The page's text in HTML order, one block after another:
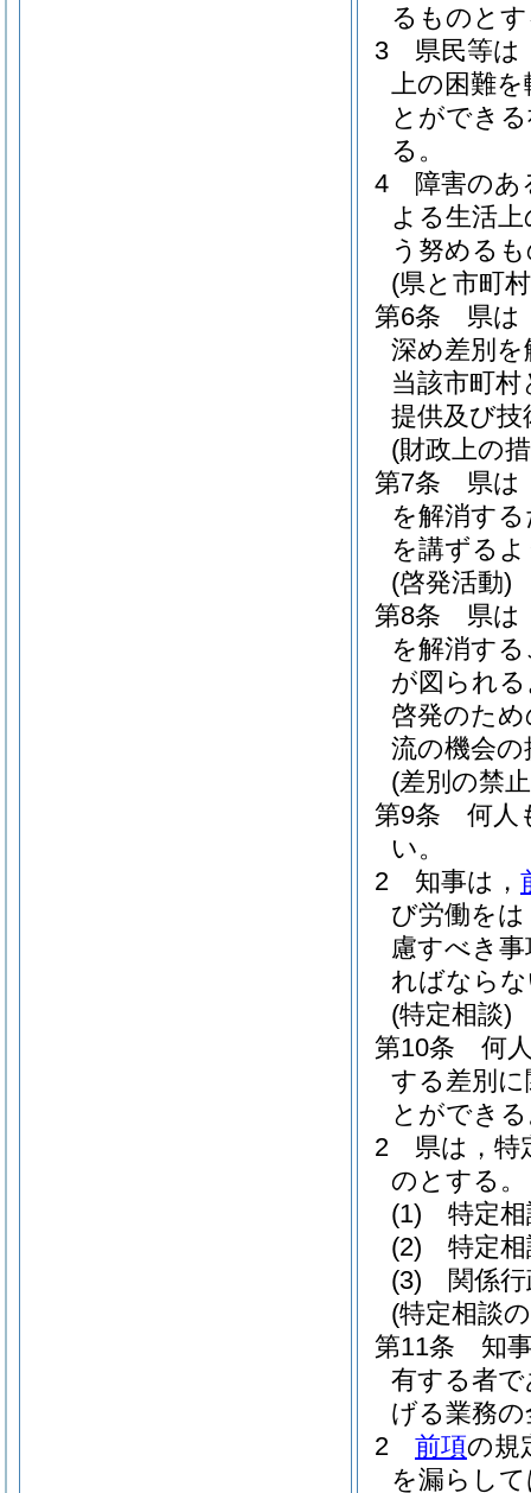
るものと
3
県民等は
上の困難
とができ
る。
4
障害の
よる生活
う努める
(県と市町
第6条
県は
深め差別
当該市町
提供及び
(財政上の
第7条
県は
を解消す
を講ずる
(啓発活動)
第8条
県は
を解消す
が図られ
啓発のた
流の機会
(差別の禁
第9条
何人
い。
2
知事は，
び労働を
慮すべき
ればなら
(特定相談)
第10条
何
する差別
とができ
2
県は，特
のとする。
(1)
特定
(2)
特定
(3)
関係
(特定相談
第11条
知
有する者
げる業務
2
前項の規
を漏らし